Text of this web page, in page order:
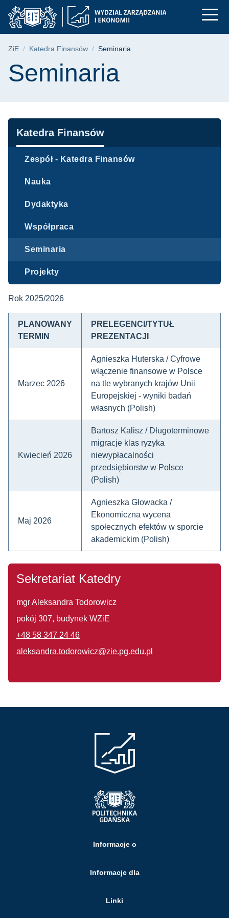
Przejdź
do
menu
Przejdź
do
wyszukiwarki
Przejdź
do
treści
Seminaria |
Ścieżka nawigacyjna
ZiE Katedra Finansów Seminaria
Treść strony
Seminaria
Nawigacja
Katedra Finansów
Zespół - Katedra Finansów
Nauka
Dydaktyka
Współpraca
Seminaria
Projekty
Rok 2025/2026
PLANOWANY
TERMIN
PRELEGENCI/TYTUŁ
PREZENTACJI
Marzec 2026
Agnieszka Huterska / Cyfrowe
włączenie finansowe w Polsce
na tle wybranych krajów Unii
Europejskiej - wyniki badań
własnych (Polish)
Kwiecień 2026
Bartosz Kalisz / Długoterminowe
migracje klas ryzyka
niewypłacalności
przedsiębiorstw w Polsce
(Polish)
Maj 2026
Agnieszka Głowacka /
Ekonomiczna wycena
społecznych efektów w sporcie
akademickim (Polish)
Sekretariat Katedry
mgr Aleksandra Todorowicz
pokój 307, budynek WZiE
+48 58 347 24 46
aleksandra.todorowicz@zie.pg.edu.pl
Informacje o
Informacje dla
Linki